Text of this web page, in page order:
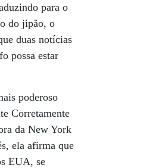
para o
do jipão, o
duas notícias
possa estar
poderoso
Corretamente
da New York
ela afirma que
EUA, se